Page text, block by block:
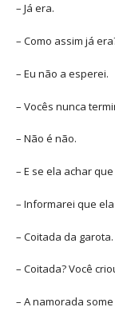
– Já era.
– Como assim já
– Eu não a esperei.
– Vocês nunca
– Não é não.
– E se ela achar
– Informarei que
– Coitada da garota.
– Coitada? Você
– A namorada